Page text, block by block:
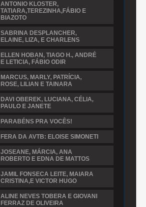
ANTONIO KLOSTER,
TATIARA,TEREZINHA,FÁBIO E
BIAZOTO
SABRINA DESPLANCHER,
ELAINE, LIZA, E CHARLENS
ELLEN HOBAN, TIAGO H., ANDRÉ
E LETICIA, FÁBIO ODIR
MARCUS, MARLY, PATRÍCIA,
ROSE, LILIAN E TAINARA
DAVI OBEREK, LUCIANA, CÉLIA,
PAULO E JANETE
PARABÉNS PRA VOCÊS!
FERA DA AVTB: ELOISE SIMONETI
JOSEANE, MÁRCIA, ANA
ROBERTO E EDNA DE MATTOS
JAMIL FONSECA LEITE, MAIARA
CRISTINA,E VICTOR HUGO
ALINE NEVES TOBERA E GIOVANI
FERRAZ DE OLIVEIRA